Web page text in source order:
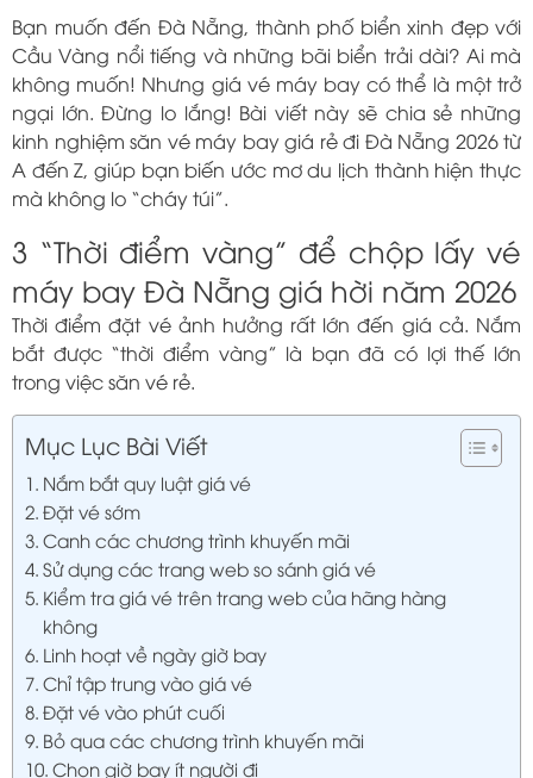
Bạn muốn đến Đà Nẵng, thành phố biển xinh đẹp với
Cầu Vàng nổi tiếng và những bãi biển trải dài? Ai mà
không muốn! Nhưng giá vé máy bay có thể là một trở
ngại lớn. Đừng lo lắng! Bài viết này sẽ chia sẻ những
kinh nghiệm săn vé máy bay giá rẻ đi Đà Nẵng 2026 từ
A đến Z, giúp bạn biến ước mơ du lịch thành hiện thực
mà không lo “cháy túi”.
3 “Thời điểm vàng” để chộp lấy vé
máy bay Đà Nẵng giá hời năm 2026
Thời điểm đặt vé ảnh hưởng rất lớn đến giá cả. Nắm
bắt được “thời điểm vàng” là bạn đã có lợi thế lớn
trong việc săn vé rẻ.
Mục Lục Bài Viết
Nắm bắt quy luật giá vé
Đặt vé sớm
Canh các chương trình khuyến mãi
Sử dụng các trang web so sánh giá vé
Kiểm tra giá vé trên trang web của hãng hàng
không
Linh hoạt về ngày giờ bay
Chỉ tập trung vào giá vé
Đặt vé vào phút cuối
Bỏ qua các chương trình khuyến mãi
Chọn giờ bay ít người đi